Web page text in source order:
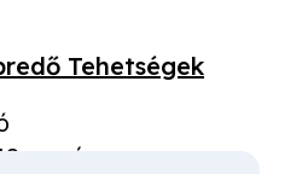
Tehetségek
vasárnap